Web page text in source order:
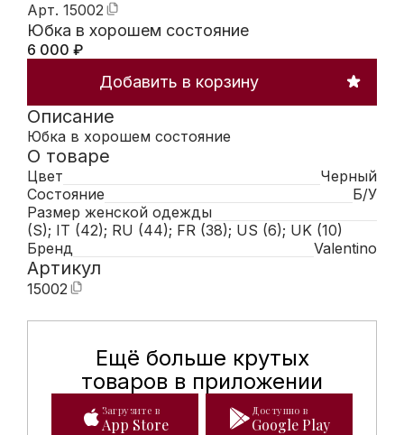
Арт. 15002
Юбка в хорошем состояние
6 000 ₽
Добавить в корзину
Описание
Юбка в хорошем состояние
О товаре
Цвет
Черный
Состояние
Б/У
Размер женской одежды
(S); IT (42); RU (44); FR (38); US (6); UK (10)
Бренд
Valentino
Артикул
15002
Ещё больше крутых
товаров в приложении
Мобильное приложение
Загрузите в
App Store
Доступно в
Google Play